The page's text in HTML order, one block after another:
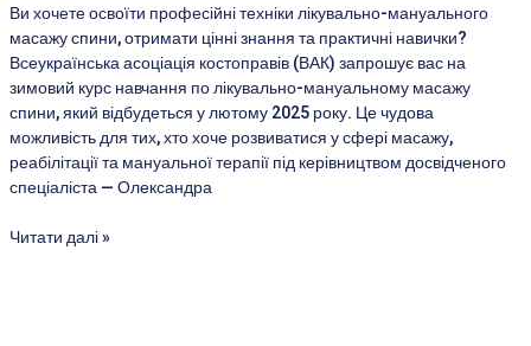
Ви хочете освоїти професійні техніки лікувально-мануального
масажу спини, отримати цінні знання та практичні навички?
Всеукраїнська асоціація костоправів (ВАК) запрошує вас на
зимовий курс навчання по лікувально-мануальному масажу
спини, який відбудеться у лютому 2025 року. Це чудова
можливість для тих, хто хоче розвиватися у сфері масажу,
реабілітації та мануальної терапії під керівництвом досвідченого
спеціаліста — Олександра
костоправів
(ВАК)
Читати далі »